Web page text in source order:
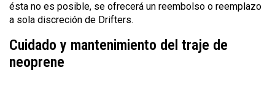
ésta no es posible, se ofrecerá un reembolso o reemplazo
a sola discreción de Drifters.
Cuidado y mantenimiento del traje de
neoprene